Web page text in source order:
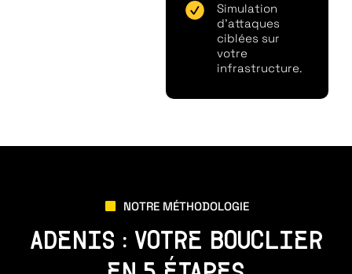
Simulation
d'attaques
ciblées sur
votre
infrastructure.
NOTRE MÉTHODOLOGIE
ADENIS : VOTRE BOUCLIER